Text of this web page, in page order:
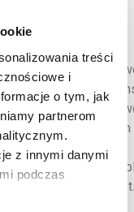
treści
i
o tym, jak
partnerom
z innymi danymi
podczas
the